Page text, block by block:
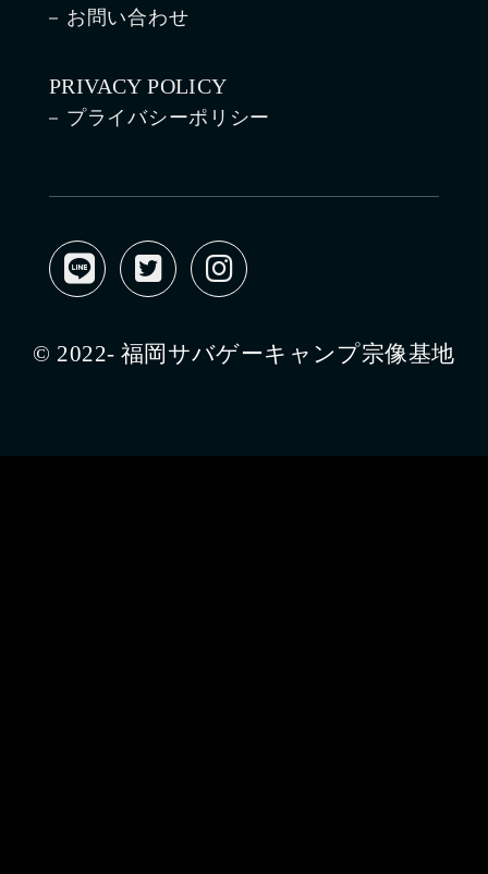
お問い合わせ
PRIVACY POLICY
プライバシーポリシー
© 2022- 福岡サバゲーキャンプ宗像基地